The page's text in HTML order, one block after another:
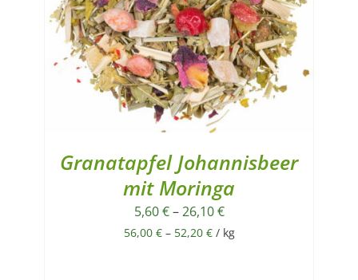
Granatapfel Johannisbeer
mit Moringa
5,60€–26,10€
56,00 €– 52,20 €/ kg